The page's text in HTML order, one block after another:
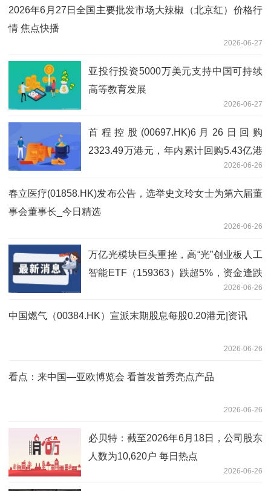
2026年6月27日全国主要批发市场大辣椒（北京红）价格行
情 焦点快播
2026-06-27
亚投行投资5000万美元支持中国可持续
高等教育发展
2026-06-27
首程控股(00697.HK)6月26日回购
2323.49万港元，年内累计回购5.43亿港
2026-06-26
春立医疗(01858.HK)发布公告，选举史文玲女士为第六届董
事会董事长_今日精选
2026-06-26
万亿光模块巨头重挫，高“光”创业板人工
智能ETF（159363）跌超5%，资金逢跌
2026-06-26
中国燃气（00384.HK）宣派末期股息每股0.20港元|资讯
2026-06-26
看点：来中国—亚欧博览会 看首发首秀亮点产品
2026-06-26
必贝特：截至2026年6月18日，公司股东
人数为10,620户 每日热点
2026-06-26